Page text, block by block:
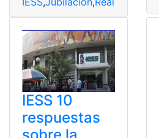
IESS 10
respuestas